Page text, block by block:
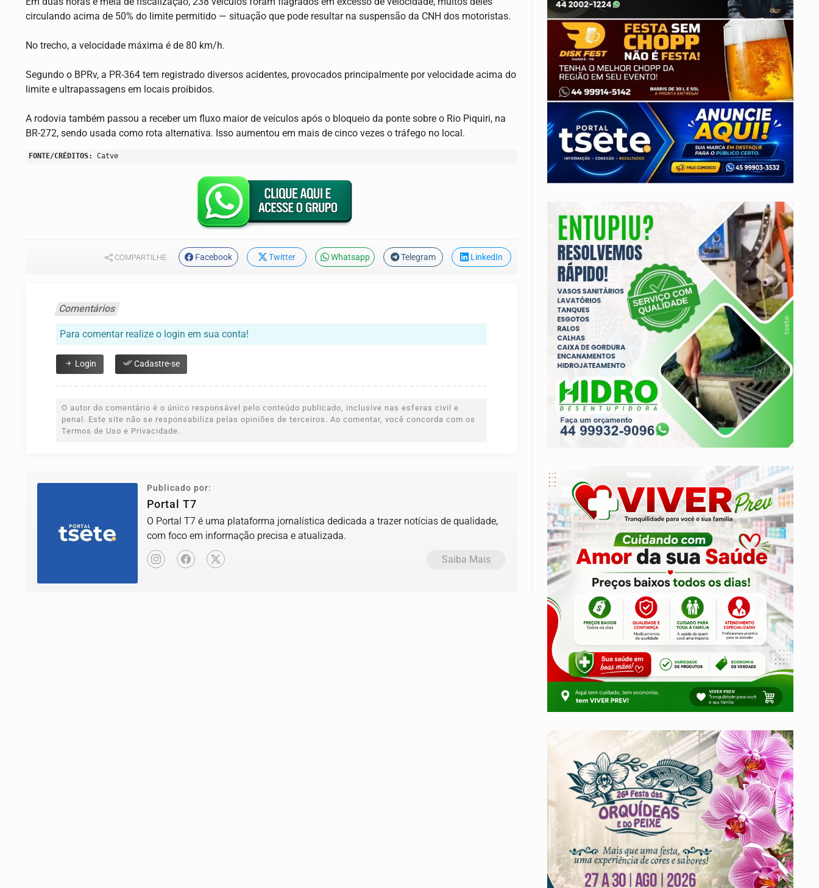
circulando acima de 50% do limite permitido — situação que pode resultar na suspensão da CNH dos motoristas.
No trecho, a velocidade máxima é de 80 km/h.
Segundo o BPRv, a PR-364 tem registrado diversos acidentes, provocados principalmente por velocidade acima do
limite e ultrapassagens em locais proibidos.
A rodovia também passou a receber um fluxo maior de veículos após o bloqueio da ponte sobre o Rio Piquiri, na
BR-272, sendo usada como rota alternativa. Isso aumentou em mais de cinco vezes o tráfego no local.
FONTE/CRÉDITOS: Catve
COMPARTILHE Facebook Twitter Whatsapp Telegram LinkedIn
Comentários
Para comentar realize o login em sua conta!
Login Cadastre-se
O autor do comentário é o único responsável pelo conteúdo publicado, inclusive nas esferas civil e
penal. Este site não se responsabiliza pelas opiniões de terceiros. Ao comentar, você concorda com os
Termos de Uso e Privacidade.
Publicado por:
Portal T7
O Portal T7 é uma plataforma jornalística dedicada a trazer notícias de qualidade,
com foco em informação precisa e atualizada.
Saiba Mais